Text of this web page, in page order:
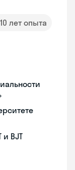
10 лет опыта
и BJT